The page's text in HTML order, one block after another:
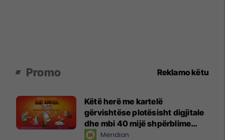
Promo Reklamo këtu
Këtë herë me kartelë
gërvishtëse plotësisht digjitale
dhe mbi 40 mijë shpërblime
instant!Meridian